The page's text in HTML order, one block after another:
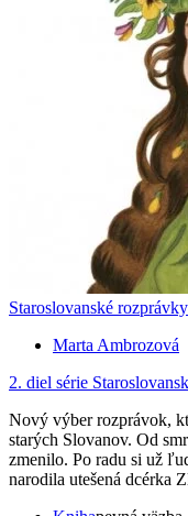
Staroslovanské
Marta Ambrozová
2. diel série
Nový výber rozprávok,
starých Slovanov. Od
zmenilo. Po radu si už
narodila utešená dcérka